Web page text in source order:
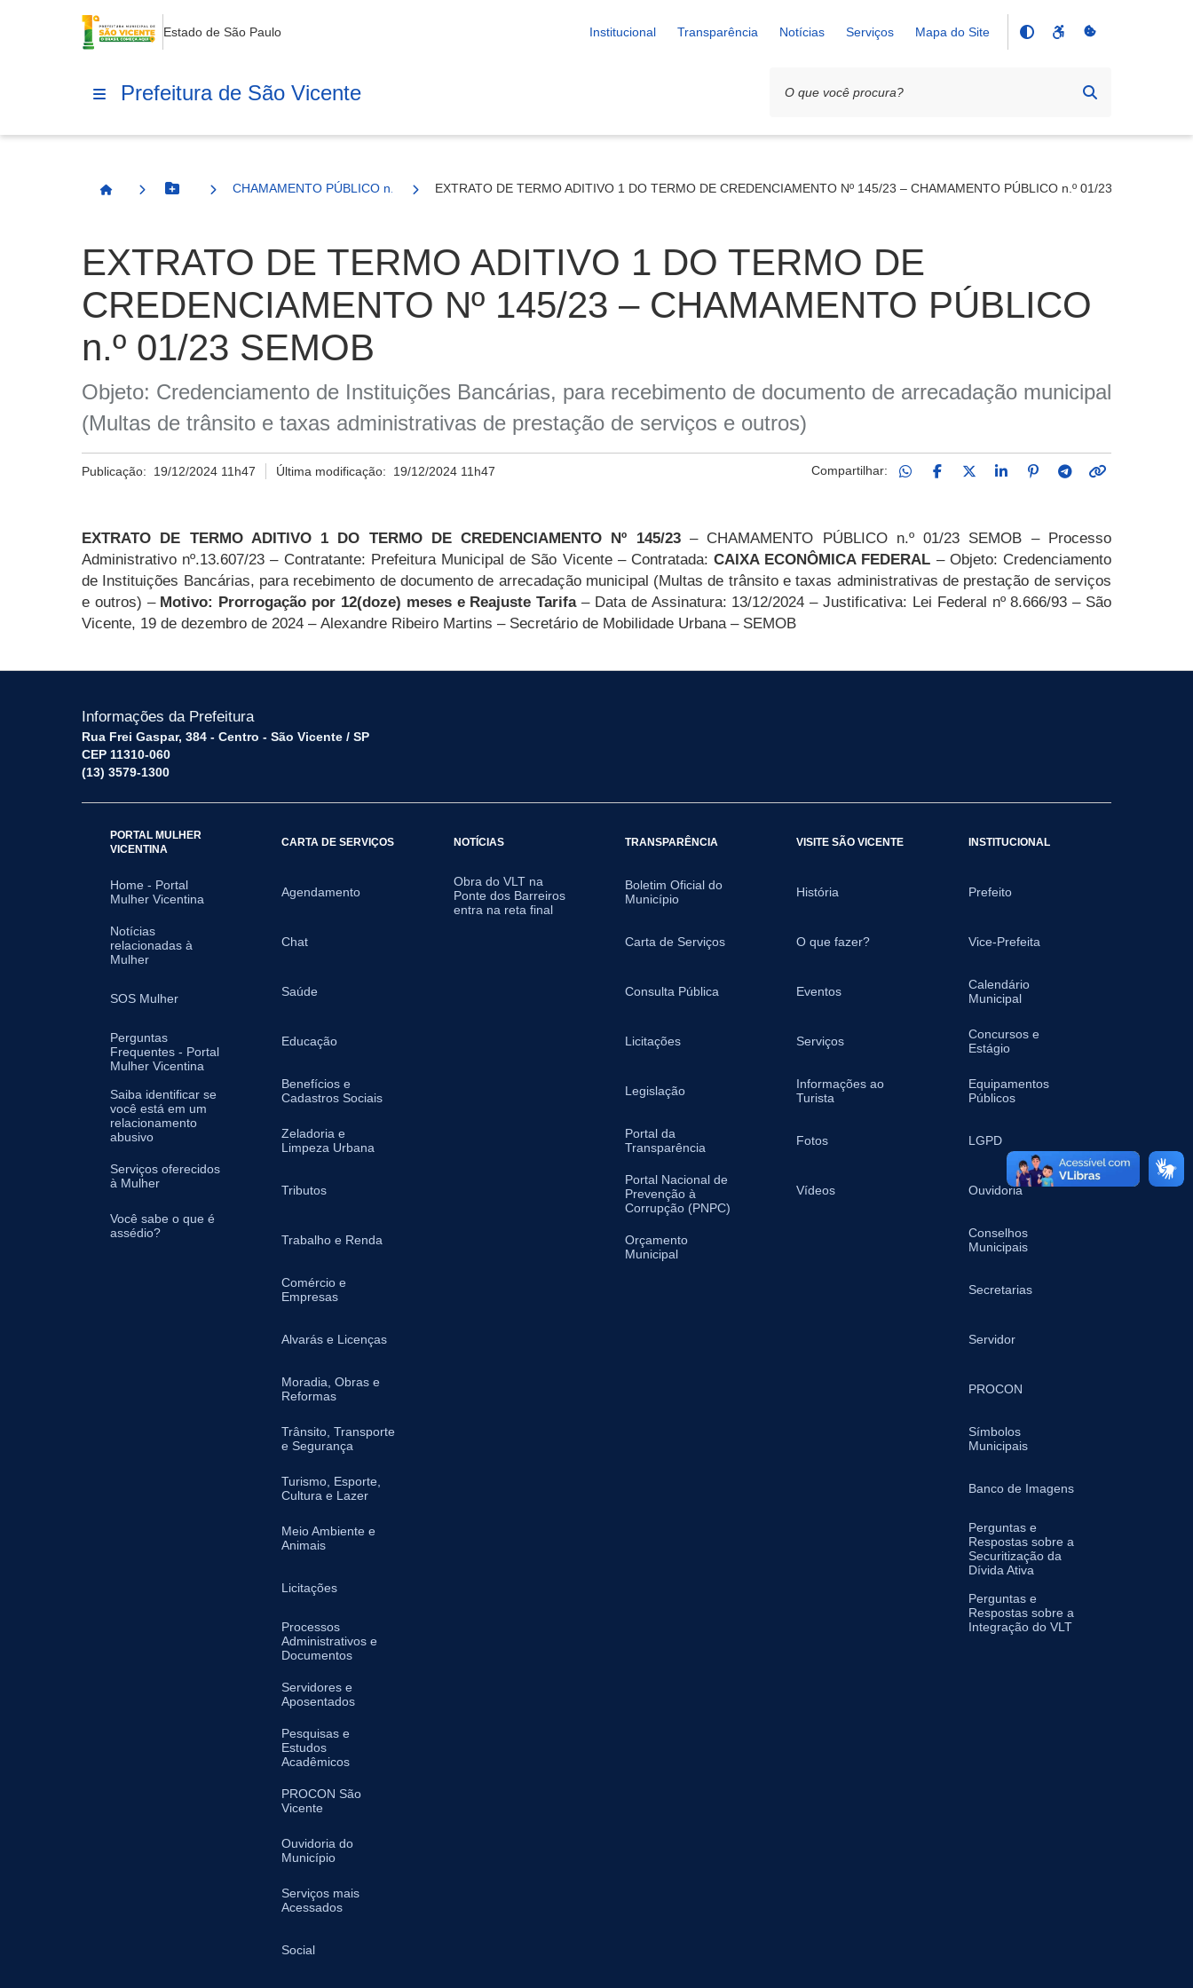
Estado de São Paulo Institucional Transparência Notícias Serviços Mapa do Site
Prefeitura de São Vicente
Página InicialBotão Menu
CHAMAMENTO PÚBLICO n.º 01/23 EXTRATO DE TERMO ADITIVO 1 DO TERMO DE CREDENCIAMENTO Nº 145/23 – CHAMAMENTO PÚBLICO n.º 01/23 SEMOB
EXTRATO DE TERMO ADITIVO 1 DO TERMO DE
CREDENCIAMENTO Nº 145/23 – CHAMAMENTO PÚBLICO
n.º 01/23 SEMOB
Objeto: Credenciamento de Instituições Bancárias, para recebimento de documento de arrecadação municipal
(Multas de trânsito e taxas administrativas de prestação de serviços e outros)
Publicação: 19/12/2024 11h47 Última modificação: 19/12/2024 11h47 Compartilhar:
EXTRATO DE TERMO ADITIVO 1 DO TERMO DE CREDENCIAMENTO Nº 145/23– CHAMAMENTO PÚBLICO n.º 01/23 SEMOB – Processo
Administrativo nº.13.607/23 – Contratante: Prefeitura Municipal de São Vicente – Contratada:CAIXA ECONÔMICA FEDERAL – Objeto: Credenciamento
de Instituições Bancárias, para recebimento de documento de arrecadação municipal (Multas de trânsito e taxas administrativas de prestação de serviços
e outros) – Motivo: Prorrogação por 12(doze) meses e Reajuste Tarifa– Data de Assinatura: 13/12/2024 – Justificativa: Lei Federal nº 8.666/93 – São
Vicente, 19 de dezembro de 2024 – Alexandre Ribeiro Martins – Secretário de Mobilidade Urbana – SEMOB
Informações da Prefeitura
Rua Frei Gaspar, 384 - Centro - São Vicente / SP
CEP 11310-060
(13) 3579-1300
PORTAL MULHER
VICENTINA
Home - Portal
Mulher Vicentina
Notícias
relacionadas à
Mulher
SOS Mulher
Perguntas
Frequentes - Portal
Mulher Vicentina
Saiba identificar se
você está em um
relacionamento
abusivo
Serviços oferecidos
à Mulher
Você sabe o que é
assédio?
CARTA DE SERVIÇOS
Agendamento
Chat
Saúde
Educação
Benefícios e
Cadastros Sociais
Zeladoria e
Limpeza Urbana
Tributos
Trabalho e Renda
Comércio e
Empresas
Alvarás e Licenças
Moradia, Obras e
Reformas
Trânsito, Transporte
e Segurança
Turismo, Esporte,
Cultura e Lazer
Meio Ambiente e
Animais
Licitações
Processos
Administrativos e
Documentos
Servidores e
Aposentados
Pesquisas e
Estudos
Acadêmicos
PROCON São
Vicente
Ouvidoria do
Município
Serviços mais
Acessados
Social
NOTÍCIAS
Obra do VLT na
Ponte dos Barreiros
entra na reta final
TRANSPARÊNCIA
Boletim Oficial do
Município
Carta de Serviços
Consulta Pública
Licitações
Legislação
Portal da
Transparência
Portal Nacional de
Prevenção à
Corrupção (PNPC)
Orçamento
Municipal
VISITE SÃO VICENTE
História
O que fazer?
Eventos
Serviços
Informações ao
Turista
Fotos
Vídeos
INSTITUCIONAL
Prefeito
Vice-Prefeita
Calendário
Municipal
Concursos e
Estágio
Equipamentos
Públicos
LGPD
Ouvidoria
Conselhos
Municipais
Secretarias
Servidor
PROCON
Símbolos
Municipais
Banco de Imagens
Perguntas e
Respostas sobre a
Securitização da
Dívida Ativa
Perguntas e
Respostas sobre a
Integração do VLT